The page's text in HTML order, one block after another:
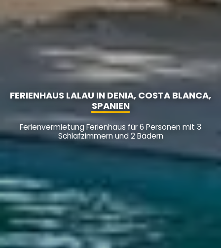
FERIENHAUS LALAU IN DENIA, COSTA BLANCA,
SPANIEN
Ferienvermietung Ferienhaus für 6 Personen mit 3
Schlafzimmern und 2 Bädern